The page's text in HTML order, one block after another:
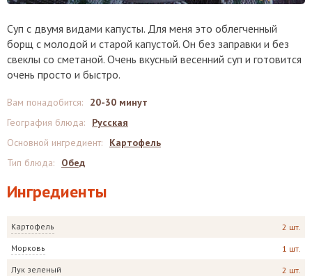
Суп с двумя видами капусты. Для меня это облегченный
борщ с молодой и старой капустой. Он без заправки и без
свеклы со сметаной. Очень вкусный весенний суп и готовится
очень просто и быстро.
Ингредиенты
Картофель 2 шт.
Морковь 1 шт.
Лук зеленый 2 шт.
Вам понадобится:
20-30 минут
География блюда:
Русская
Основной ингредиент:
Картофель
Тип блюда: Обед